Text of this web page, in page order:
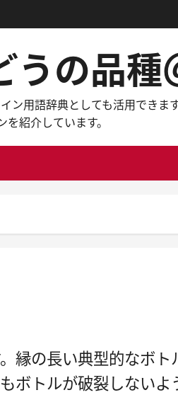
の品種
用語辞典としても活用できま
紹介しています。
縁の長い典型的なボ
ボトルが破裂しない